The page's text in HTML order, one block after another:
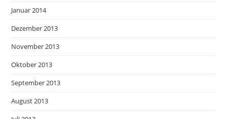
Januar 2014
Dezember 2013
November 2013
Oktober 2013
September 2013
August 2013